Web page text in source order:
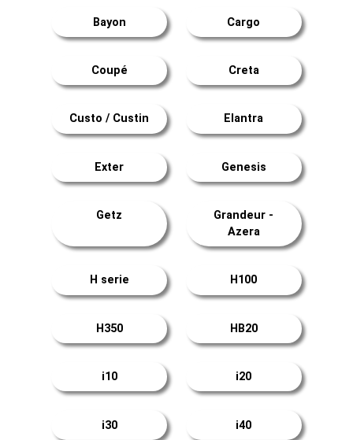
Bayon Cargo
Coupé Creta
Custo / Custin Elantra
Exter Genesis
Getz
Grandeur -
Azera
H serie H100
H350 HB20
i10 i20
i30 i40